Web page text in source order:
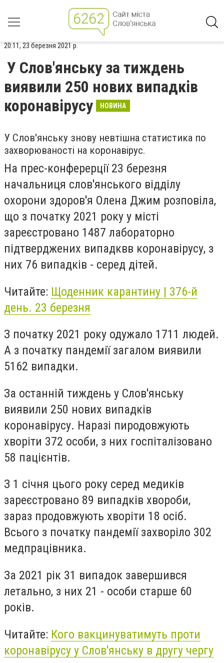
20:11, 23 березня 2021 р.
У Слов'янську за тиждень
виявили 250 нових випадків
коронавірусу
НОВИНА
У Слов'янську знову невтішна статистика по
захворюваності на коронавірус.
На прес-конферерції 23 березня
начальниця слов'янського відділу
охорони здоров'я Олена Джим розповіла,
що з початку 2021 року у місті
зареєстровано 1487 лабораторно
підтверджених випадквв коронавірусу, з
них 76 випадків - серед дітей.
Читайте: Щоденник карантину | 376-й
день. 23 березня
З початку 2021 року одужало 1711 людей.
А з початку пандемії загалом виявили
5162 випадки.
За останній тиждень у Слов'янську
виявили 250 нових випадків
коронавірусу. Наразі пиродовжують
хворіти 372 особи, з них госпіталізовано
58 пацієнтів.
З 1 січня цього року серед медиків
зареєстровано 89 випадків хвороби,
зараз продовжують хворіти 18 осіб.
Всього з початку пандемії захворіло 302
медпрацівника.
За 2021 рік 31 випадок завершився
летально, з них 21 - особи старше 60
років.
Читайте: Кого вакцинуватимуть проти
коронавірусу у Слов'янську в другу чергу